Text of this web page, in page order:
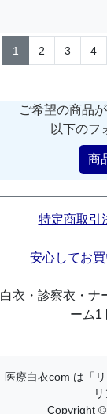
1 2 3 4
ご希望の商品
以下のフ
商
特定商取引
安心してお
白衣・診察衣・ナ
ーム1
医療白衣com は「
Copyright ©